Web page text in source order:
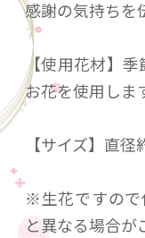
感謝の気持ちを
【使用花材】
お花を使用しま
【サイズ】直
※生花ですので
と異なる場合が